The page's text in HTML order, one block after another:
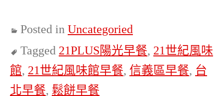
Posted in Uncategoried
Tagged 21PLUS陽光早餐, 21世紀風味
館, 21世紀風味館早餐, 信義區早餐, 台
北早餐, 鬆餅早餐